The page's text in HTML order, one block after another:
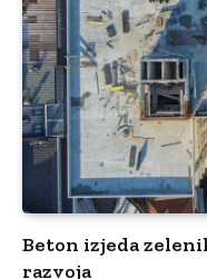
Beton izjeda
razvoja